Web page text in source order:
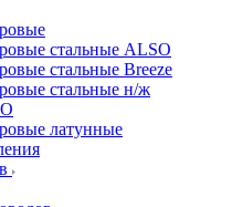
стальные ALSO
стальные Breeze
стальные н/ж
латунные